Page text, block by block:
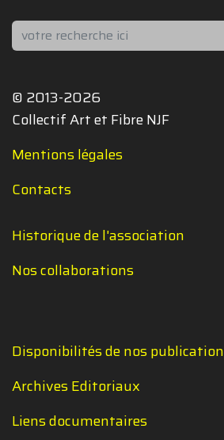
Rechercher
© 2013-2026
Collectif Art et Fibre NJF
Mentions légales
Contacts
Historique de l'association
Nos collaborations
Disponibilités de nos
Archives Editoriaux
Liens documentaires